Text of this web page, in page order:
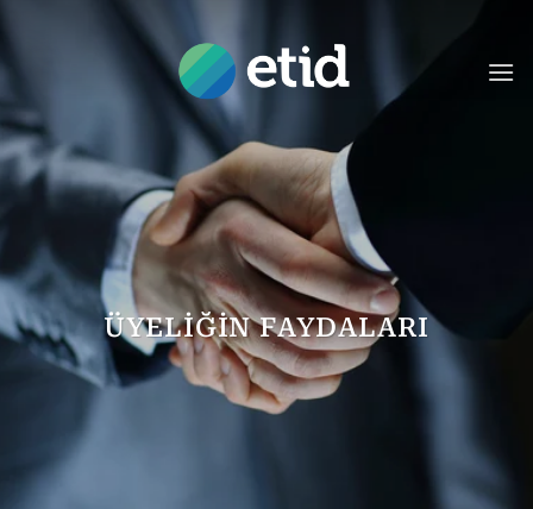
ÜYELIĞIN FAYDALARI